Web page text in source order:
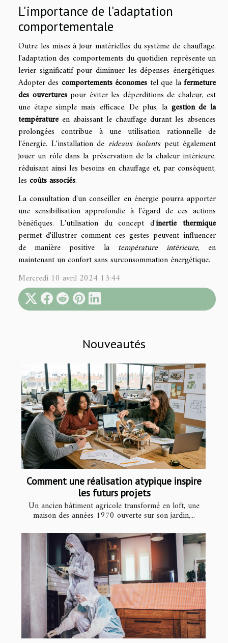
Nouveautés
Comment une réalisation atypique inspire
les futurs projets
Un ancien bâtiment agricole transformé en loft, une
maison des années 1970 ouverte sur son jardin,...
L'importance de l'adaptation
comportementale
Outre les mises à jour matérielles du système de chauffage,
l'adaptation des comportements du quotidien représente un
levier significatif pour diminuer les dépenses énergétiques.
Adopter des comportements économes tel que lafermeture
des ouverturespour éviter les déperditions de chaleur, est
une étape simple mais efficace. De plus, la gestion de la
températureen abaissant le chauffage durant les absences
prolongées contribue à une utilisation rationnelle de
l'énergie. L'installation de rideaux isolantspeut également
jouer un rôle dans la préservation de la chaleur intérieure,
réduisant ainsi les besoins en chauffage et, par conséquent,
les coûts associés.
La consultation d'un conseiller en énergie pourra apporter
une sensibilisation approfondie à l'égard de ces actions
bénéfiques. L'utilisation du concept d'inertie thermique
permet d'illustrer comment ces gestes peuvent influencer
de manière positive la température intérieure, en
maintenant un confort sans surconsommation énergétique.
Mercredi 10 avril 2024 13:44